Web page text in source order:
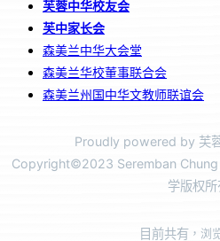
芙蓉中华校友会
芙中家长会
森美兰中华大会堂
森美兰华校董事联合会
森美兰州国中华文教师联谊会
Proudly powered by 芙
Copyright©2023 Seremban Chung
学版权所
目前共有 ，浏